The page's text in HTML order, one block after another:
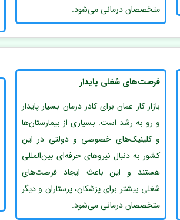
متخصصان درمانی می‌شود.
فرصت‌های شغلی پایدار
بازار کار عمان برای کادر درمان بسیار پایدار
و رو به رشد است. بسیاری از بیمارستان‌ها
و کلینیک‌های خصوصی و دولتی در این
کشور به دنبال نیروهای حرفه‌ای بین‌المللی
هستند و این باعث ایجاد فرصت‌های
شغلی بیشتر برای پزشکان، پرستاران و دیگر
متخصصان درمانی می‌شود.